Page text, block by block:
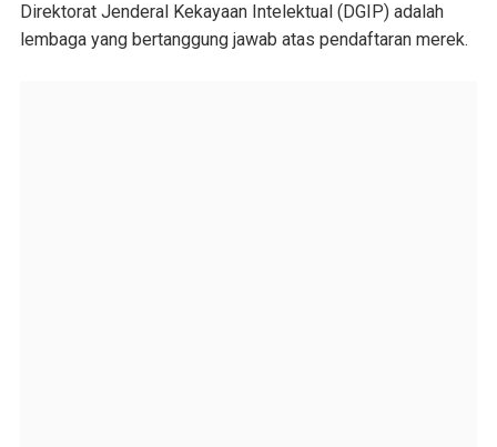
Direktorat Jenderal Kekayaan Intelektual (DGIP) adalah
lembaga yang bertanggung jawab atas pendaftaran merek.